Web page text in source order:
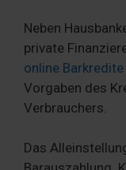
Neben
private
online Barkredite
Vorgaben des
Verbrauchers.
Das